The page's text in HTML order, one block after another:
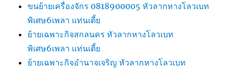
ขนย้ายเครื่องจักร 0818900005 หัวลากหางโลวเบท
พิเศษ6เพลา แท่นเตี้ย
ย้ายเฉพาะกิจสกลนคร หัวลากหางโลวเบท
พิเศษ6เพลา แท่นเตี้ย
ย้ายเฉพาะกิจอำนาจเจริญ หัวลากหางโลวเบท